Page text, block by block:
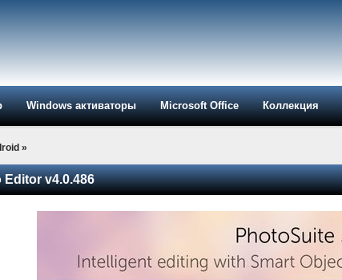
Windows активаторы Microsoft Office Коллекция
»
v4.0.486